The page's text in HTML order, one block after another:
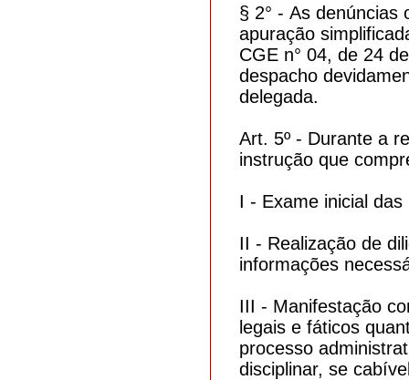
§ 2° - As denúncias
apuração
CGE n° 04, de 24
despacho
delegada.
Art. 5º - Durante a
instrução que
I - Exame inicial
II - Realização de
informações
III - Manifestação
legais e fáticos
processo
disciplinar, se